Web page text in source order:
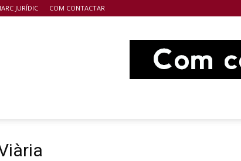
JURÍDIC COM CONTACTAR